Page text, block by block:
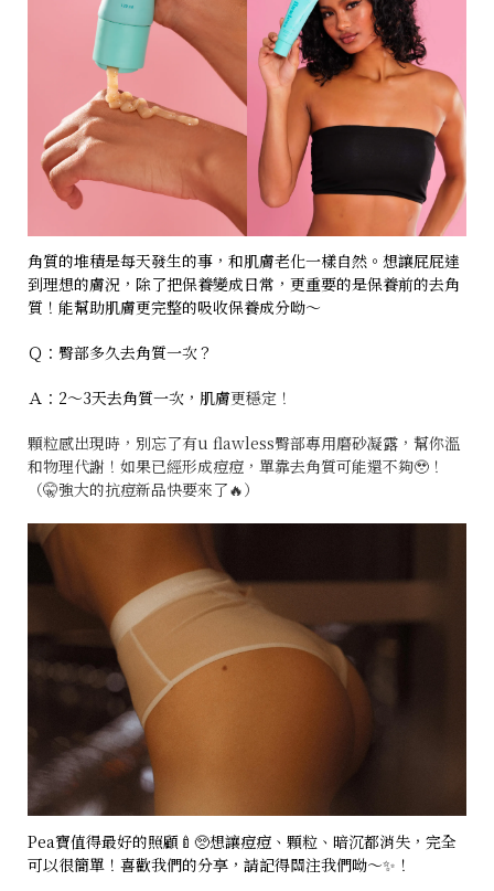
角質的堆積是每天發生的事，和肌膚老化一樣自然。想讓屁屁達
到理想的膚況，除了把保養變成日常，更重要的是保養前的去角
質！能幫助肌膚更完整的吸收保養成分呦～
Ｑ：臀部多久去角質一次？
Ａ：2～3天去角質一次，肌膚更穩定！
顆粒感出現時，別忘了有u flawless臀部專用磨砂凝露，幫你溫
和物理代謝！如果已經形成痘痘，單靠去角質可能還不夠🥹！
（🤫強大的抗痘新品快要來了🔥）
Pea寶值得最好的照顧🍼🥺想讓痘痘、顆粒、暗沉都消失，完全
可以很簡單！ 喜歡我們的分享，請記得關注我們呦～✨！